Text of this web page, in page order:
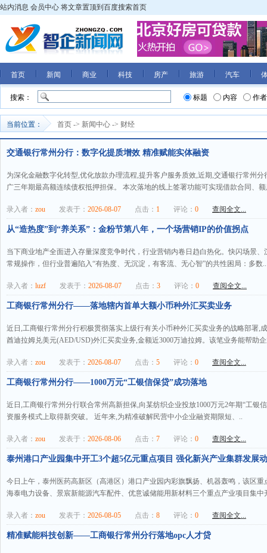
站内消息 会员中心 将文章置顶到百度搜索首页
首页 新闻 商业 科技 房产 旅游 汽车
搜索： 标题 内容 作者
当前位置： 首页 -> 新闻中心 -> 财经
交通银行常州分行：数字化提质增效 精准赋能实体融资
为深化金融数字化转型,优化放款办理流程,提升客户服务质效,近期,交通银行常州
广三年期最高额连续债权抵押担保。 本次落地的线上签署功能可实现借款合同、
录入者： zou 发表于： 2026-08-07 点击： 1 评论： 0 查阅全文...
从“造热度”到“养关系”：金粉节第八年，一个场营销IP的价值拐点
当下商业地产全面进入存量深度竞争时代，行业营销内卷日趋白热化。快闪场景
常规操作，但行业普遍陷入“有热度、无沉淀，有客流、无心智”的共性困局：多数..
录入者： luzf 发表于： 2026-08-07 点击： 3 评论： 0 查阅全文...
工商银行常州分行——落地辖内首单大额小币种外汇买卖业务
近日,工商银行常州分行积极贯彻落实上级行有关小币种外汇买卖业务的战略部署,
酋迪拉姆兑美元(AED/USD)外汇买卖业务,金额近3000万迪拉姆。该笔业务能帮助
录入者： zou 发表于： 2026-08-07 点击： 5 评论： 0 查阅全文...
工商银行常州分行——1000万元“工银信保贷”成功落地
近日,工商银行常州分行联合常州高新担保,向某纺织企业投放1000万元2年期“工银
资服务模式上取得新突破。 近年来,为精准破解民营中小企业融资期限短、..
录入者： zou 发表于： 2026-08-06 点击： 7 评论： 0 查阅全文...
泰州港口产业园集中开工3个超5亿元重点项目 强化新兴产业集群发展
今日上午，泰州医药高新区（高港区）港口产业园内彩旗飘扬、机器轰鸣，该区
海泰电力设备、景宸新能源汽车配件、优意诚储能用新材料三个重点产业项目集中
录入者： zou 发表于： 2026-08-05 点击： 8 评论： 0 查阅全文...
精准赋能科技创新——工商银行常州分行落地opc人才贷